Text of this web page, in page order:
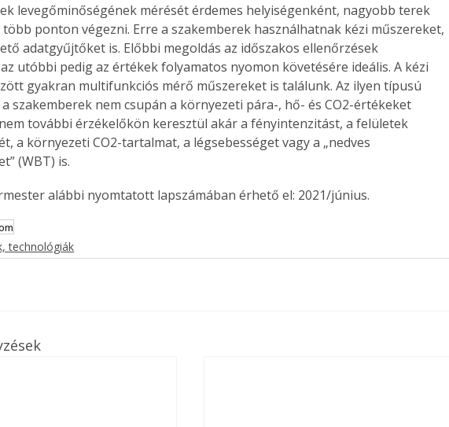
levegőminőségének mérését érdemes helyiségenként, nagyobb terek
ponton végezni. Erre a szakemberek használhatnak kézi műszereket,
adatgyűjtőket is. Előbbi megoldás az időszakos ellenőrzések
utóbbi pedig az értékek folyamatos nyomon követésére ideális. A kézi
gyakran multifunkciós mérő műszereket is találunk. Az ilyen típusú
szakemberek nem csupán a környezeti pára-, hő- és CO2-értékeket
további érzékelőkön keresztül akár a fényintenzitást, a felületek
a környezeti CO2-tartalmat, a légsebességet vagy a „nedves
(WBT) is.
alábbi nyomtatott lapszámában érhető el: 2021/június.
technológiák